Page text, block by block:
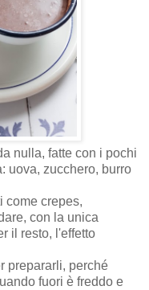
nulla, fatte con i pochi
uova, zucchero, burro
come crepes,
con la unica
il resto, l'effetto
prepararli, perché
fuori è freddo e